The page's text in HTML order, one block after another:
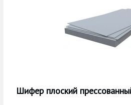
Шифер плоский